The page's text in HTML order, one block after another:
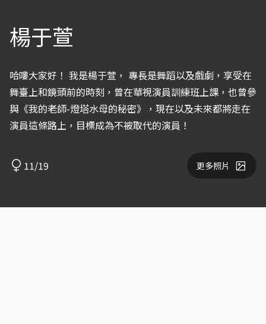
楊于萱
哈嘍大家好！ 我是楊于萱， 專長是舞蹈以及戲劇，享受在
舞臺上和鏡頭前的時刻，曾在華視演員訓練班上課，也曾參
與《我的老師-燈塔水母的秘密》，現在以及未來都將走在
演員這條路上，目標成為不被取代的演員！
11/19 更多照片